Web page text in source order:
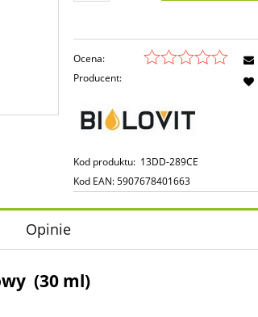
Ocena:
Producent:
Kod produktu: 13DD-289CE
Kod EAN:5907678401663
zawiera ewentualnych kosztów
Opinie
(30 ml)